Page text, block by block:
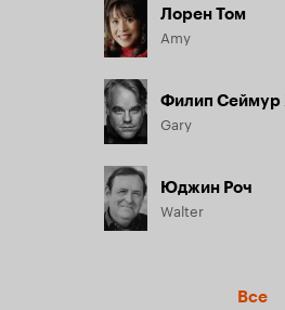
Лорен Том
Amy
Филип
Gary
Юджин Роч
Walter
Все